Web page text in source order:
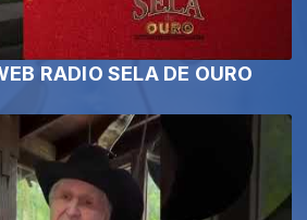
RADIO SELA DE OURO